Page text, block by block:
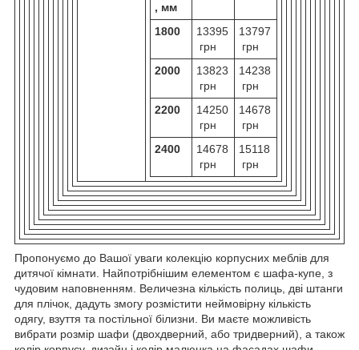
, мм
1800
13395
грн
13797
грн
2000
13823
грн
14238
грн
2200
14250
грн
14678
грн
2400
14678
грн
15118
грн
Пропонуємо до Вашої уваги колекцію корпусних меблів для
дитячої кімнати. Найпотрібнішим елементом є шафа-купе, з
чудовим наповненням. Величезна кількість полиць, дві штанги
для плічок, дадуть змогу розмістити неймовірну кількість
одягу, взуття та постільної білизни. Ви маєте можливість
вибрати розмір шафи (двохдверний, або тридверний), а також